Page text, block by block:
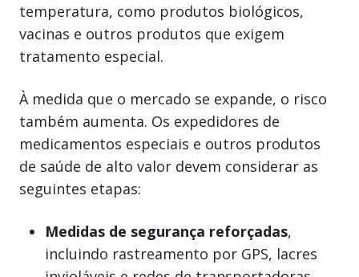
temperatura, como produtos biológicos,
vacinas e outros produtos que exigem
tratamento especial.
À medida que o mercado se expande, o risco
também aumenta. Os expedidores de
medicamentos especiais e outros produtos
de saúde de alto valor devem considerar as
seguintes etapas:
Medidas de segurança reforçadas,
incluindo rastreamento por GPS, lacres